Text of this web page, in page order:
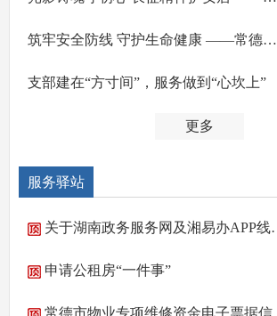
筑牢安全防线 守护生命健康 ——常德市住房保障服务中心开展消防安全警示教育暨应急救护知识培训
支部建在“方寸间”，服务做到“心坎上”
更多
服务驿站
关于湖南政务服务网及湘易办APP线上申报新建房屋白蚁预防的说明
申请公租房“一件事”
常德市物业专项维修资金电子票据信息查询